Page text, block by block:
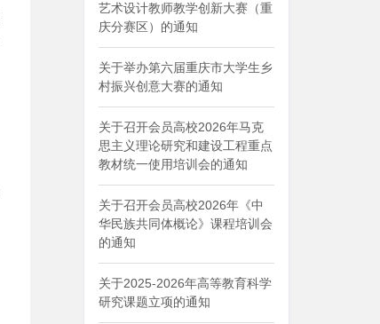
艺术设计教师教学创新大赛（重
庆分赛区）的通知
关于举办第六届重庆市大学生乡
村振兴创意大赛的通知
关于召开会员高校2026年马克
思主义理论研究和建设工程重点
教材统一使用培训会的通知
关于召开会员高校2026年《中
华民族共同体概论》课程培训会
的通知
关于2025-2026年高等教育科学
研究课题立项的通知